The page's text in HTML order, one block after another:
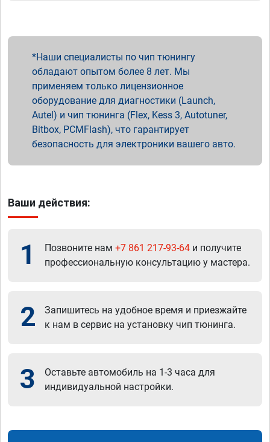
Наши специалисты по чип тюнингу
обладают опытом более 8 лет. Мы
применяем только лицензионное
оборудование для диагностики (Launch,
Autel) и чип тюнинга (Flex, Kess 3, Autotuner,
Bitbox, PCMFlash), что гарантирует
безопасность для электроники вашего авто.
Ваши действия:
1 Позвоните нам +7 861 217-93-64 и получите
профессиональную консультацию у мастера.
2
Запишитесь на удобное время и приезжайте
к нам в сервис на установку чип тюнинга.
3
Оставьте автомобиль на 1-3 часа для
индивидуальной настройки.